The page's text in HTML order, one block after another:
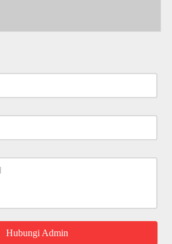
`
Hubungi Admin